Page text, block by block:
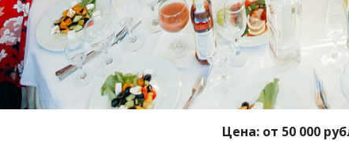
Цена: от 50 000